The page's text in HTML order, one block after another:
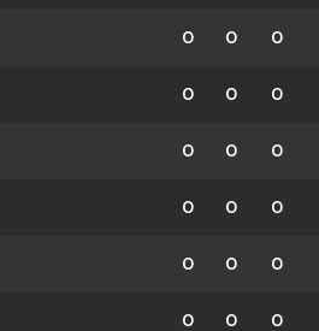
0 0 0
0 0 0
0 0 0
0 0 0
0 0 0
0 0 0